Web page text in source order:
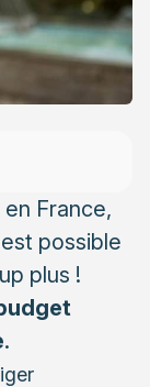
France,
possible
plus !
.